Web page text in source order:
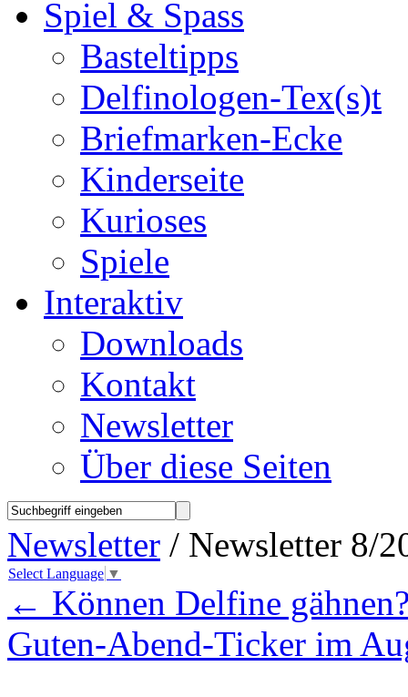
Spiel & Spass
Basteltipps
Delfinologen-Tex(s)t
Briefmarken-Ecke
Kinderseite
Kurioses
Spiele
Interaktiv
Downloads
Kontakt
Newsletter
Über diese Seiten
Newsletter / Newsletter 8/
Select Language ▼
← Können Delfine
Guten-Abend-Ticker im